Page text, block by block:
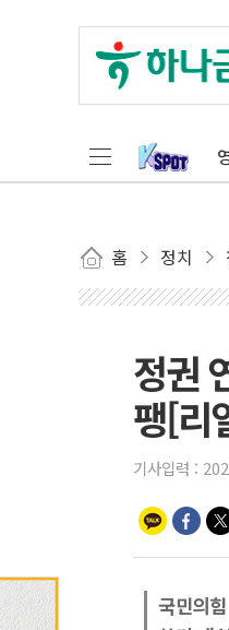
홈 정치
정권
팽[리
기사입력 :
국민의